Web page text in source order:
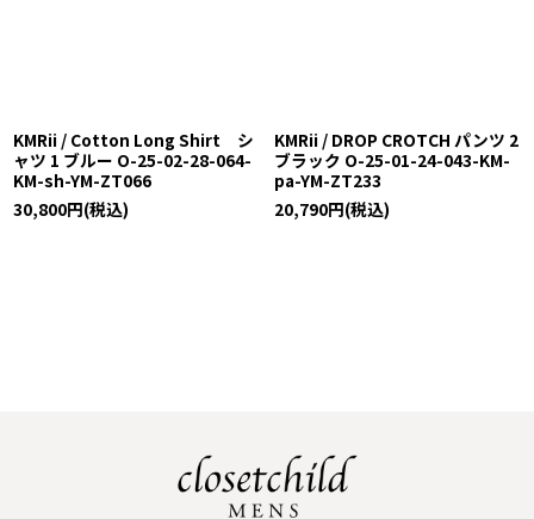
KMRii / Cotton Long Shirt シ
ャツ 1 ブルー O-25-02-28-064-
KM-sh-YM-ZT066
30,800円(税込)
KMRii / DROP CROTCH パンツ 2
ブラック O-25-01-24-043-KM-
pa-YM-ZT233
20,790円(税込)